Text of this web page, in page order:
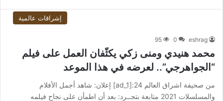
إشراقات عالمية
eshrag
0
95
محمد هنيدي ومنى زكي يكثّفان العمل على فيلم
“الجواهرجي”.. لعرضه في هذا الموعد
من صحيفة اشراق العالم 24:[ad_1] إعلان: شاهد أجمل الأفلام
والمسلسلات 2021 متابعة بتجــرد: بعد أن اطمأن على نجاح فيلمه